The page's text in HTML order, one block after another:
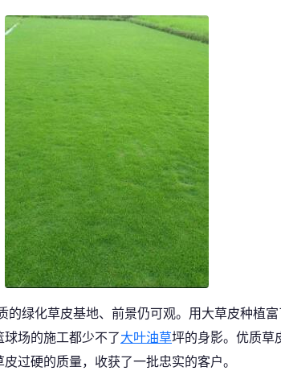
绿化草皮基地、前景仍可观。用大草皮种植
场的施工都少不了大叶油草坪的身影。优质草
过硬的质量，收获了一批忠实的客户。